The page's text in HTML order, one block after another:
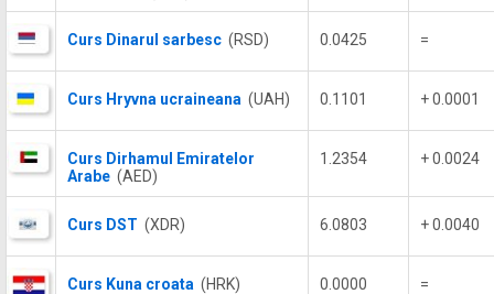
Curs Dinarul sarbesc (RSD) 0.0425 =
Curs Hryvna ucraineana (UAH) 0.1101 + 0.0001
Curs Dirhamul Emiratelor
Arabe (AED)
1.2354 + 0.0024
Curs DST (XDR) 6.0803 + 0.0040
Curs Kuna croata (HRK) 0.0000 =